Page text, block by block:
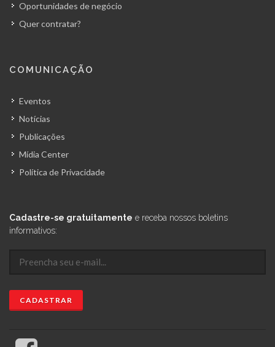
Oportunidades de negócio
Quer contratar?
COMUNICAÇÃO
Eventos
Notícias
Publicações
Mídia Center
Política de Privacidade
Cadastre-se gratuitamente e receba nossos boletins
informativos: